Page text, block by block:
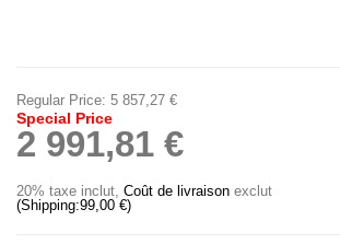
Regular Price: 5 857,27 €
Special Price
2 991,81 €
20% taxe inclut, Coût de livraison exclut
(Shipping:99,00 €)